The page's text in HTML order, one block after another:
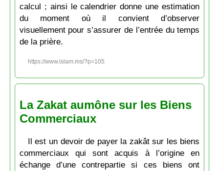
calcul ; ainsi le calendrier donne une estimation
du moment où il convient d’observer
visuellement pour s’assurer de l’entrée du temps
de la prière.
https://www.islam.ms/?p=105
La Zakat aumône sur les Biens
Commerciaux
Il est un devoir de payer la zakât sur les biens
commerciaux qui sont acquis à l’origine en
échange d’une contrepartie si ces biens ont